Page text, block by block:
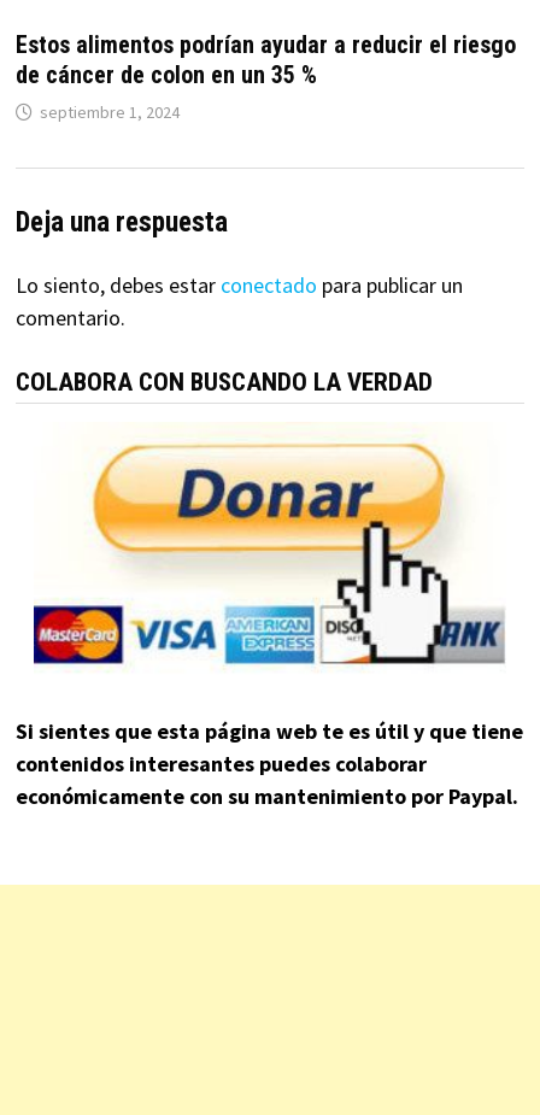
Estos alimentos podrían ayudar a reducir el riesgo
de cáncer de colon en un 35 %
septiembre 1, 2024
Deja una respuesta
Lo siento, debes estar conectado para publicar un
comentario.
COLABORA CON BUSCANDO LA VERDAD
Si sientes que esta página web te es útil y que tiene
contenidos interesantes puedes colaborar
económicamente con su mantenimiento por Paypal.